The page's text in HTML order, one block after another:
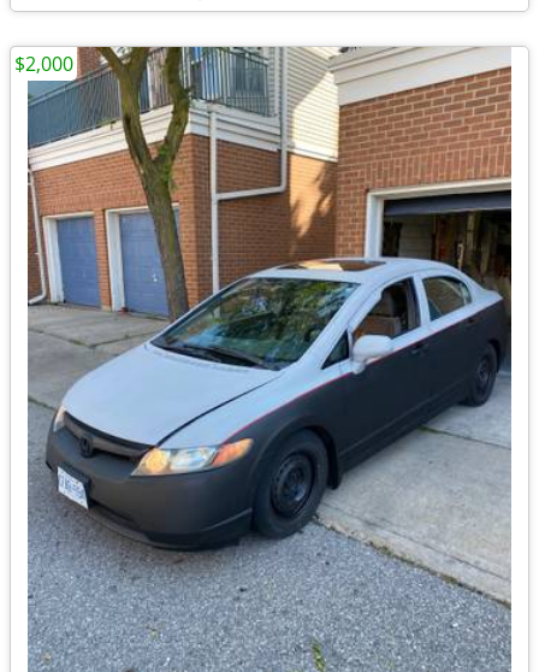
$2,000